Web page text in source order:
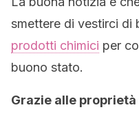
smettere di vestirci di
prodotti chimici per
buono stato.
Grazie alle